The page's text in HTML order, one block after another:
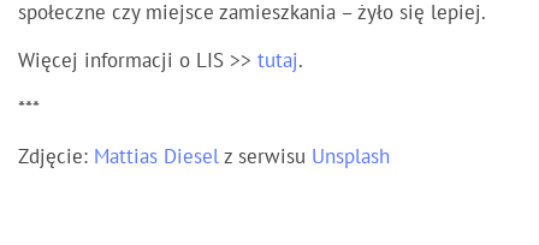
społeczne czy miejsce zamieszkania – żyło się lepiej.
Więcej informacji o LIS >> tutaj.
***
Zdjęcie: Mattias Diesel z serwisu Unsplash